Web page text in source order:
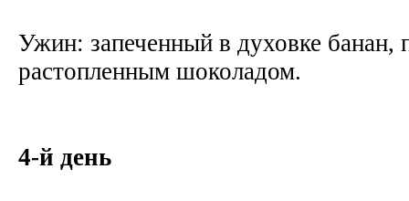
Ужин: запеченный в духовке банан,
растопленным шоколадом.
4-й день